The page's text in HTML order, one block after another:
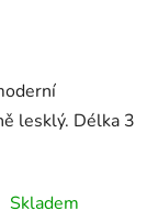
lesklý. Délka 3
Skladem